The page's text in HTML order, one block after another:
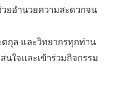
ยอำนวยความสะดวกจน
ล และวิทยากรทุกท่าน
ใจและเข้าร่วมกิจกรรม